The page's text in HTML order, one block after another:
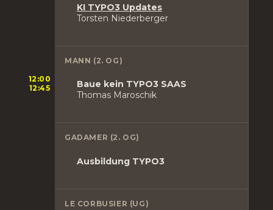
12:00
12:45
KI TYPO3 Updates
Torsten Niederberger
MANN (2. OG)
Baue kein TYPO3 SAAS
Thomas Maroschik
GADAMER (2. OG)
Ausbildung TYPO3
LE CORBUSIER (UG)